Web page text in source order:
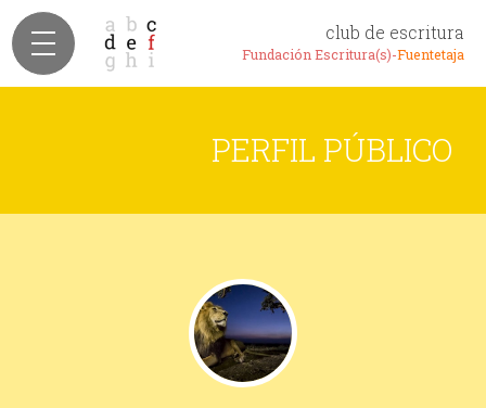
club de escritura
Fundación Escritura(s)-Fuentetaja
PERFIL PÚBLICO